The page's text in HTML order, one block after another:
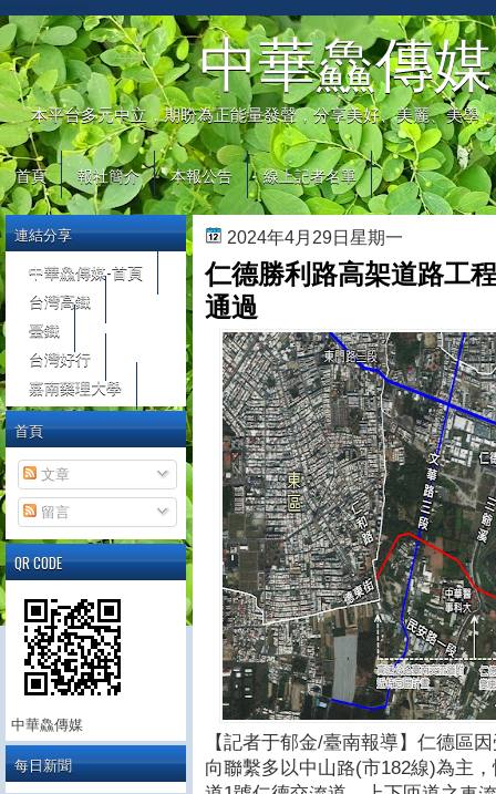
中華鱻傳媒
本平台多元中立，期盼為正能量發聲，分享美好、美麗、美學
首頁 報社簡介 本報公告 線上記者名單
2024年4月29日星期一
仁德勝利路高架道路工
通過
【記者于郁金/臺南報導】仁德區
向聯繫多以中山路(市182線)為主
連結分享
中華鱻傳媒-首頁
台灣高鐵
臺鐵
台灣好行
嘉南藥理大學
首頁
文章
留言
QR CODE
中華鱻傳媒
每日新聞